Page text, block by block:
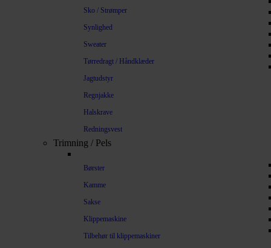
Sko / Strømper
Synlighed
Sweater
Tørredragt / Håndklæder
Jagtudstyr
Regnjakke
Halskrave
Redningsvest
Trimning / Pels
Børster
Kamme
Sakse
Klippemaskine
Tilbehør til klippemaskiner